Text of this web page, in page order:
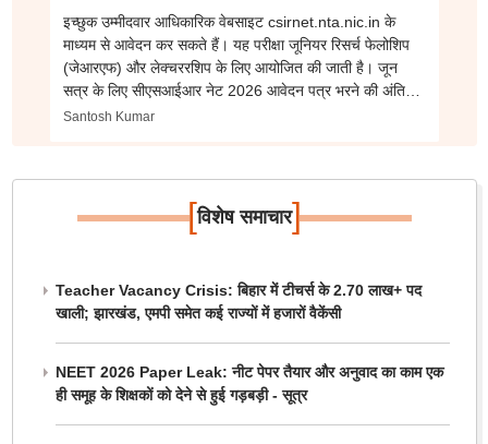
इच्छुक उम्मीदवार आधिकारिक वेबसाइट csirnet.nta.nic.in के
माध्यम से आवेदन कर सकते हैं। यह परीक्षा जूनियर रिसर्च फेलोशिप
(जेआरएफ) और लेक्चररशिप के लिए आयोजित की जाती है। जून
सत्र के लिए सीएसआईआर नेट 2026 आवेदन पत्र भरने की अंतिम
तिथि 19 जून है।
Santosh Kumar
[विशेष समाचार]
Teacher Vacancy Crisis: बिहार में टीचर्स के 2.70 लाख+ पद
खाली; झारखंड, एमपी समेत कई राज्यों में हजारों वैकेंसी
NEET 2026 Paper Leak: नीट पेपर तैयार और अनुवाद का काम एक
ही समूह के शिक्षकों को देने से हुई गड़बड़ी - सूत्र